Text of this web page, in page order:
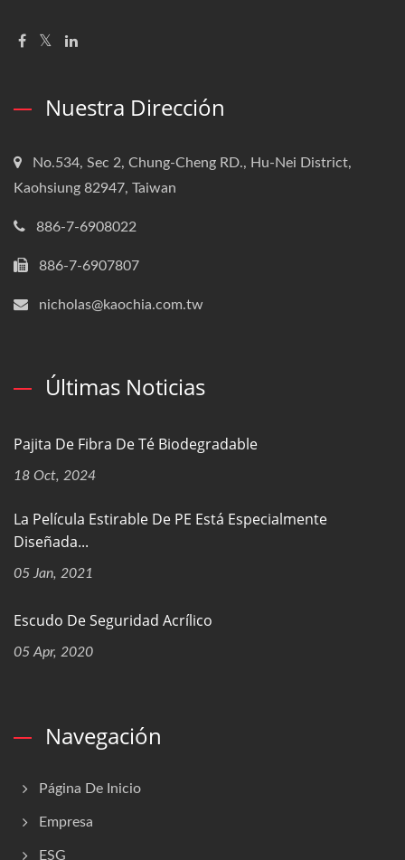
Nuestra Dirección
No.534, Sec 2, Chung-Cheng RD., Hu-Nei District,
Kaohsiung 82947, Taiwan
886-7-6908022
886-7-6907807
nicholas@kaochia.com.tw
Últimas Noticias
Pajita De Fibra De Té Biodegradable
18 Oct, 2024
La Película Estirable De PE Está Especialmente
Diseñada...
05 Jan, 2021
Escudo De Seguridad Acrílico
05 Apr, 2020
Navegación
Página De Inicio
Empresa
ESG